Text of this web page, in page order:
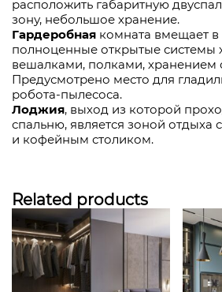
расположить габаритную
зону, небольшое хранение.
Гардеробная комната вмещает в
полноценные открытые системы
вешалками, полками, хранением
Предусмотрено место для
робота-пылесоса.
Лоджия, выход из которой
спальню, является зоной отдыха
и кофейным столиком.
Related products